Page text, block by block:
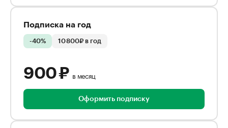
Подписка на год
-40% 10 800₽ в год
900 ₽ в месяц
Оформить подписку